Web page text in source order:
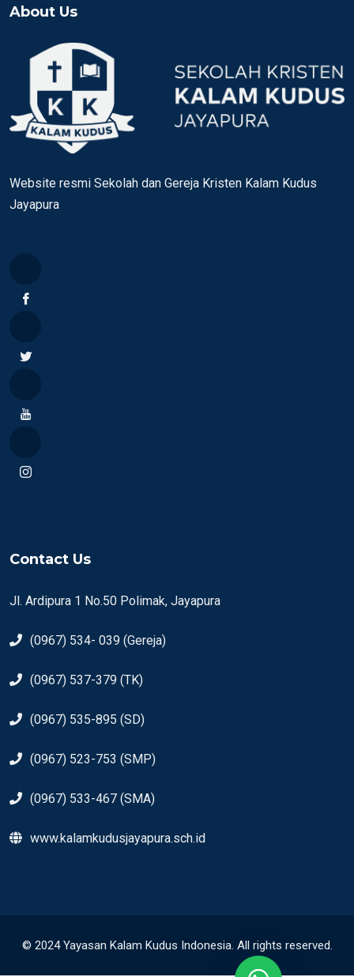
About Us
Website resmi Sekolah dan Gereja Kristen Kalam Kudus
Jayapura
Contact Us
Jl. Ardipura 1 No.50 Polimak, Jayapura
(0967) 534- 039 (Gereja)
(0967) 537-379 (TK)
(0967) 535-895 (SD)
(0967) 523-753 (SMP)
(0967) 533-467 (SMA)
www.kalamkudusjayapura.sch.id
© 2024 Yayasan Kalam Kudus Indonesia. All rights reserved.